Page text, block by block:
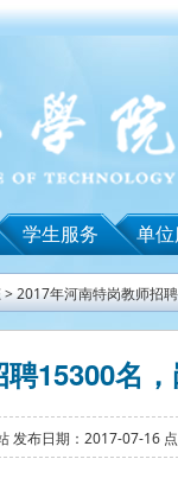
学生服务 单
>2017年河南特岗教师招
15300名
发布日期：2017-07-16